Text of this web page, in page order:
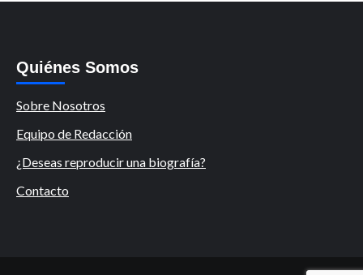
Quiénes Somos
Sobre Nosotros
Equipo de Redacción
¿Deseas reproducir una biografía?
Contacto